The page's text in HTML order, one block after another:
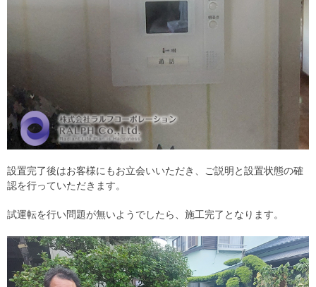
設置完了後はお客様にもお立会いいただき、ご説明と設置状態の確
認を行っていただきます。
試運転を行い問題が無いようでしたら、施工完了となります。